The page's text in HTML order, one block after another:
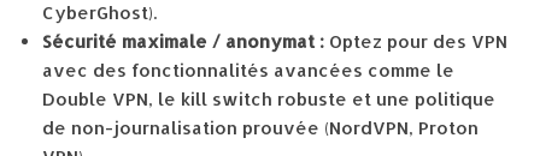
CyberGhost).
Sécurité maximale / anonymat : Optez pour des VPN
avec des fonctionnalités avancées comme le
Double VPN, le kill switch robuste et une politique
de non-journalisation prouvée (NordVPN, Proton